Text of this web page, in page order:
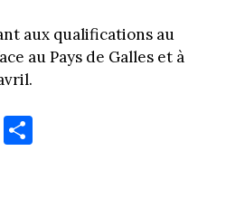
aux qualifications au
au Pays de Galles et à
Pa
rt